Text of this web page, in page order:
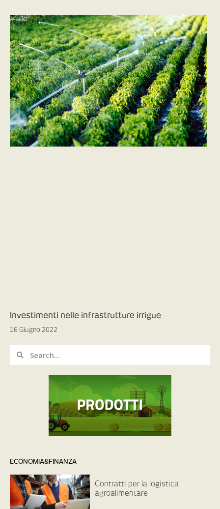
Investimenti nelle infrastrutture irrigue
16 Giugno 2022
ECONOMIA&FINANZA
Contratti per la logistica
agroalimentare